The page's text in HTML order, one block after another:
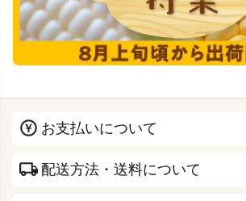
お支払いについて
配送方法・送料について